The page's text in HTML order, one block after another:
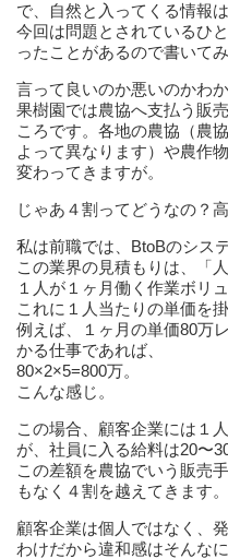
で、自然と入ってくる情報
今回は問題とされているひ
ったことがあるので書いてみ
言って良いのか悪いのかわ
果樹園では農協へ支払う販
ころです。各地の農協（農
よって異なります）や農作
変わってきますが。
じゃあ４割ってどうなの？
私は前職では、BtoBのシス
この業界の見積もりは、「
１人が１ヶ月働く作業ボリ
これに１人当たりの単価を
例えば、１ヶ月の単価80万
かる仕事であれば、
80×2×5=800万。
こんな感じ。
この場合、顧客企業には１
が、社員に入る給料は20〜
この差額を農協でいう販売
もなく４割を越えてきます。
顧客企業は個人ではなく、
わけだから違和感はそんな